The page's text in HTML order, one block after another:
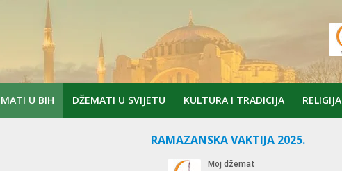
U BIH DŽEMATI U SVIJETU KULTURA I TRADICIJA RELIGIJA
RAMAZANSKA VAKTIJA 2025.